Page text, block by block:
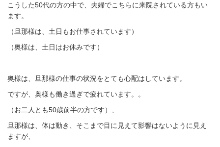
こうした50代の方の中で、夫婦でこちらに来院されている方もい
ます。
（旦那様は、土日もお仕事されています）
（奥様は、土日はお休みです）
奥様は、旦那様の仕事の状況をとても心配はしています。
ですが、奥様も働き過ぎで疲れています。。
（お二人とも50歳前半の方です）、
旦那様は、体は動き、そこまで目に見えて影響はないように見え
ますが、